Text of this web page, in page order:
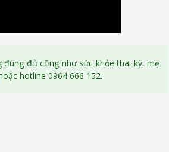
đủ cũng như sức khỏe thai kỳ, mẹ
hotline 0964 666 152.